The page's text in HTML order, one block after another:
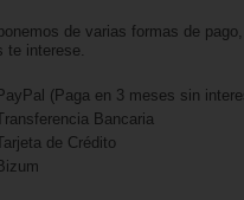
de varias formas de
te interese.
(Paga en 3 meses sin
Bancaria
de Crédito